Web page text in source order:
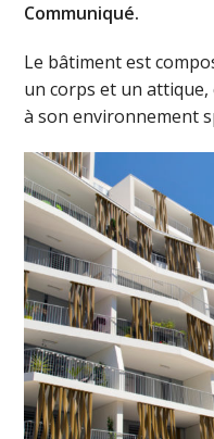
Communiqué.
Le bâtiment est
un corps et un
à son environnement